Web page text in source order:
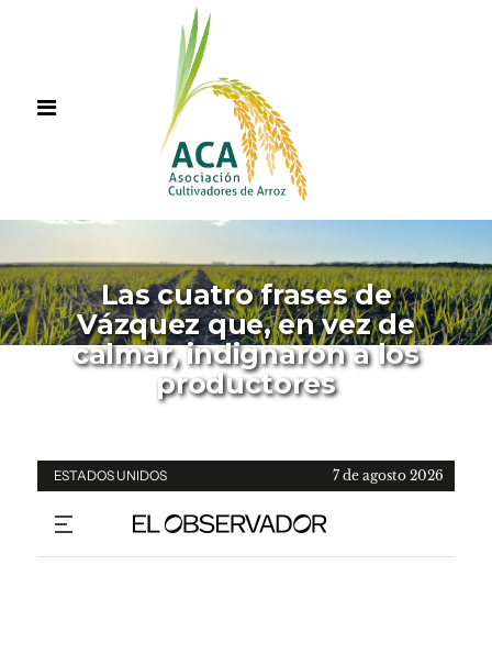
Las cuatro frases de
Vázquez que, en vez de
calmar, indignaron a los
productores